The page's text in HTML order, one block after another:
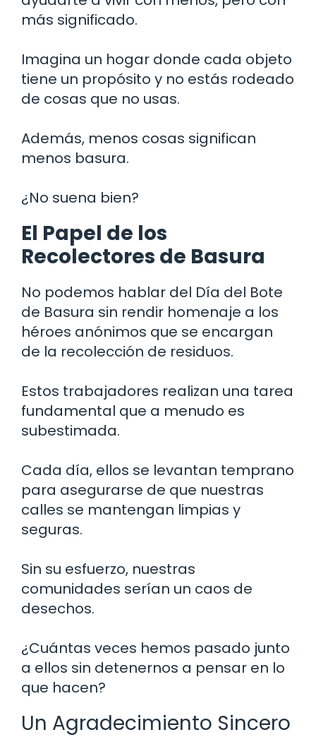
más significado.
Imagina un hogar donde cada objeto
tiene un propósito y no estás rodeado
de cosas que no usas.
Además, menos cosas significan
menos basura.
¿No suena bien?
El Papel de los
Recolectores de Basura
No podemos hablar del Día del Bote
de Basura sin rendir homenaje a los
héroes anónimos que se encargan
de la recolección de residuos.
Estos trabajadores realizan una tarea
fundamental que a menudo es
subestimada.
Cada día, ellos se levantan temprano
para asegurarse de que nuestras
calles se mantengan limpias y
seguras.
Sin su esfuerzo, nuestras
comunidades serían un caos de
desechos.
¿Cuántas veces hemos pasado junto
a ellos sin detenernos a pensar en lo
que hacen?
Un Agradecimiento Sincero